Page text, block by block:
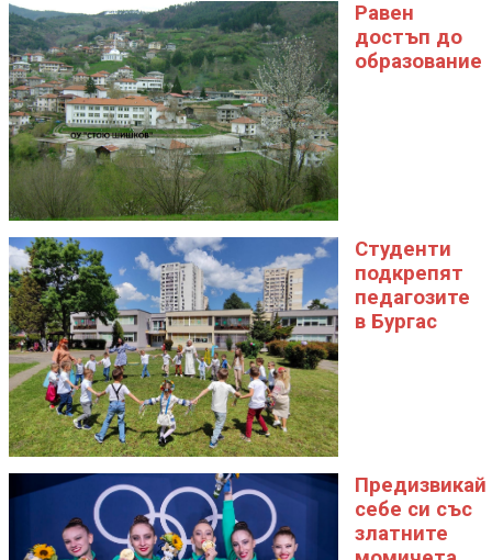
Равен
достъп до
образование
Студенти
подкрепят
педагозите
в Бургас
Предизвикай
себе си със
златните